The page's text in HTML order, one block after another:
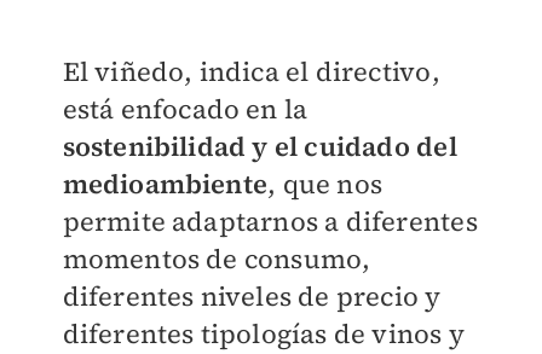
El viñedo, indica el directivo,
está enfocado en la
sostenibilidad y el cuidado del
medioambiente, que nos
permite adaptarnos a diferentes
momentos de consumo,
diferentes niveles de precio y
diferentes tipologías de vinos y